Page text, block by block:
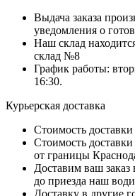
Выдача заказа
уведомления о
Наш склад
склад №8
График работы:
16:30.
Курьерская доставка
Стоимость
Стоимость
от границы
Доставим ваш заказ
до приезда наш
Доставку в другие